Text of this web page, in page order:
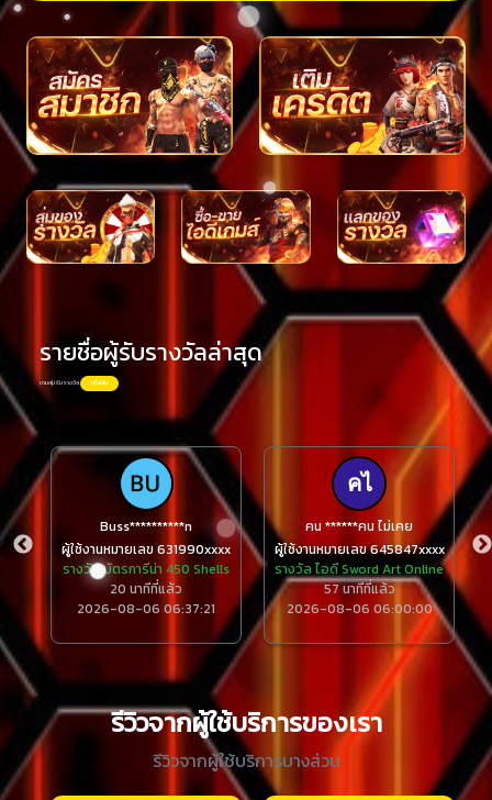
รายชื่อผู้รับรางวัลล่าสุด
เกมสุ่มรับรางวัล เริ่มเล่น
Buss**********n
ผู้ใช้งานหมายเลข 631990xxxx
รางวัล บัตรการีน่า 450 Shells
20 นาทีที่แล้ว
2026-08-06 06:37:21
คน ******คน ไม่เคย
ผู้ใช้งานหมายเลข 645847xxxx
รางวัล ไอดี Sword Art Online
57 นาทีที่แล้ว
2026-08-06 06:00:00
รีวิวจากผู้ใช้บริการของเรา
รีวิวจากผู้ใช้บริการบางส่วน